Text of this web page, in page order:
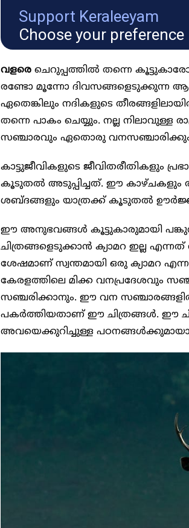
Support Keraleeyam
Choose your preference
വളരെ ചെറുപ്പത്തിൽ തന്നെ
രണ്ടോ മൂന്നോ ദിവസങ്ങളെടുക്കുന്ന ആ
ഏതെങ്കിലും നദികളുടെ
തന്നെ പാകം ചെയ്യും. നല്ല നിലാവുള്ള
സഞ്ചാരവും ഏതൊരു വനസഞ്ചാരിക്കും
കാട്ടുജീവികളുടെ ജീവിതരീതികളും
കൂടുതൽ അടുപ്പിച്ചത്. ഈ കാഴ്ചകളും
ശബ്ദങ്ങളും യാത്രക്ക് കൂടുതൽ
ഈ അനുഭവങ്ങൾ കൂട്ടുകാരുമായി
ചിത്രങ്ങളെടുക്കാൻ ക്യാമറ ഇല്ല
ശേഷമാണ് സ്വന്തമായി ഒരു ക്യാമറ
കേരളത്തിലെ മിക്ക വനപ്രദേശവും
സഞ്ചരിക്കാനും. ഈ വന
പകർത്തിയതാണ് ഈ ചിത്രങ്ങൾ. ഈ
അവയെക്കുറിച്ചുള്ള